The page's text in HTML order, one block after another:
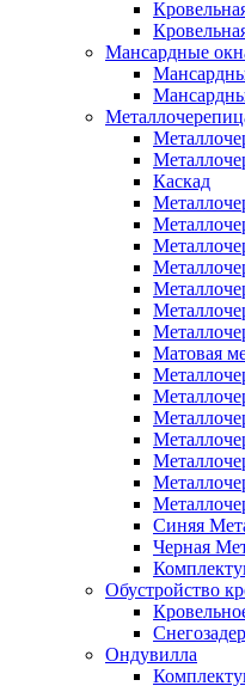
Мансардные
Каскад
Матовая
Синяя
Черная
Обустройство
Ондувилла